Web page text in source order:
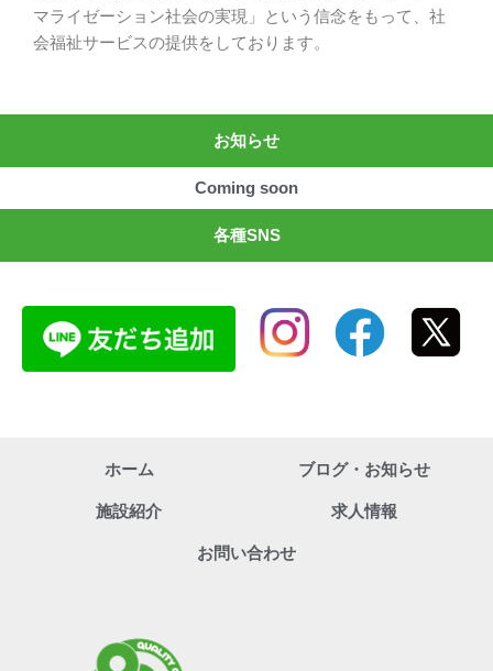
マライゼーション社会の実現」という信念をもって、社
会福祉サービスの提供をしております。
お知らせ
Coming soon
各種SNS
ホーム ブログ・お知らせ
施設紹介 求人情報
お問い合わせ